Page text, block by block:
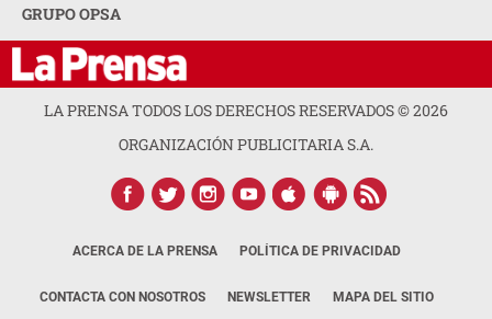
GRUPO OPSA
LA PRENSA TODOS LOS DERECHOS RESERVADOS ©2026
ORGANIZACIÓN PUBLICITARIA S.A.
ACERCA DE LA PRENSA POLÍTICA DE PRIVACIDAD
CONTACTA CON NOSOTROS NEWSLETTER MAPA DEL SITIO